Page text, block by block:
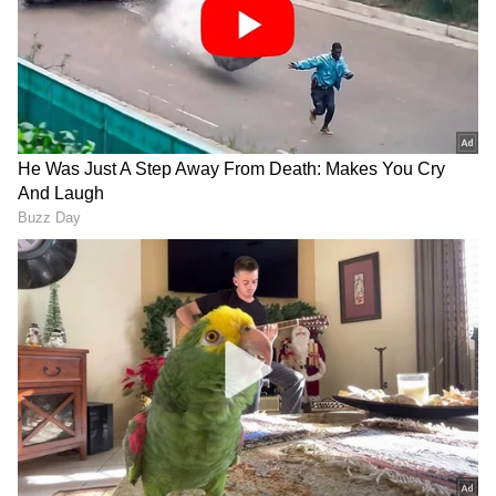
Related Articles
ಚಿತ್ರದುರ್ಗ ಬಸ್‌ ದುರಂತ: ಭಟ್ಕಳ ಮೂಲದ ರಶ್ಮಿ
ಮಹಾಲೆ ಕೂಡ ಸಾವು, ಫಲಿಸದ ಕುಟುಂಬದ ಪ್ರಾರ್ಥನೆ
ಆಂಧ್ರಪ್ರದೇಶ ಬಸ್‌ ದುರಂತ: ಮಗನನ್ನು ಕಿಟಕಿಯಿಂದ
ಹೊರದೂಡಿ ಸಜೀವ ದಹನವಾದ ತಾಯಿ!
DOWNLOAD APP